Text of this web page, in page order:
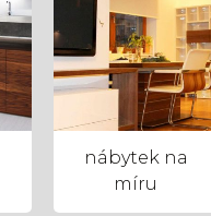
nábytek na
míru